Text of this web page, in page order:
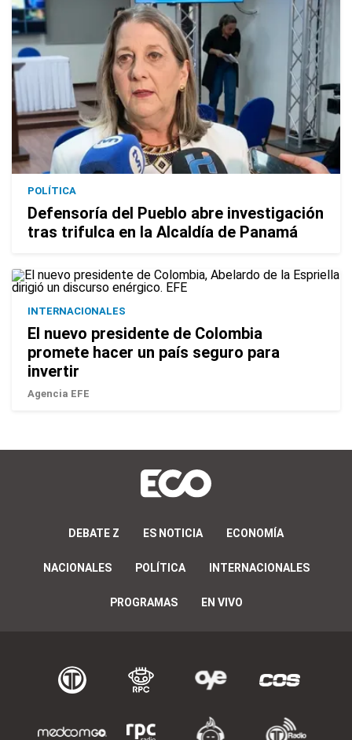
POLÍTICA
Defensoría del Pueblo abre investigación
tras trifulca en la Alcaldía de Panamá
INTERNACIONALES
El nuevo presidente de Colombia
promete hacer un país seguro para
invertir
Agencia EFE
DEBATE Z ES NOTICIA ECONOMÍA
NACIONALES POLÍTICA INTERNACIONALES
PROGRAMAS EN VIVO